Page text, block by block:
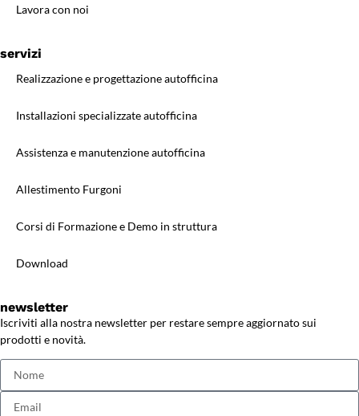
Lavora con noi
servizi
Realizzazione e progettazione autofficina
Installazioni specializzate autofficina
Assistenza e manutenzione autofficina
Allestimento Furgoni
Corsi di Formazione e Demo in struttura
Download
newsletter
Iscriviti alla nostra newsletter per restare sempre aggiornato sui
prodotti e novità.